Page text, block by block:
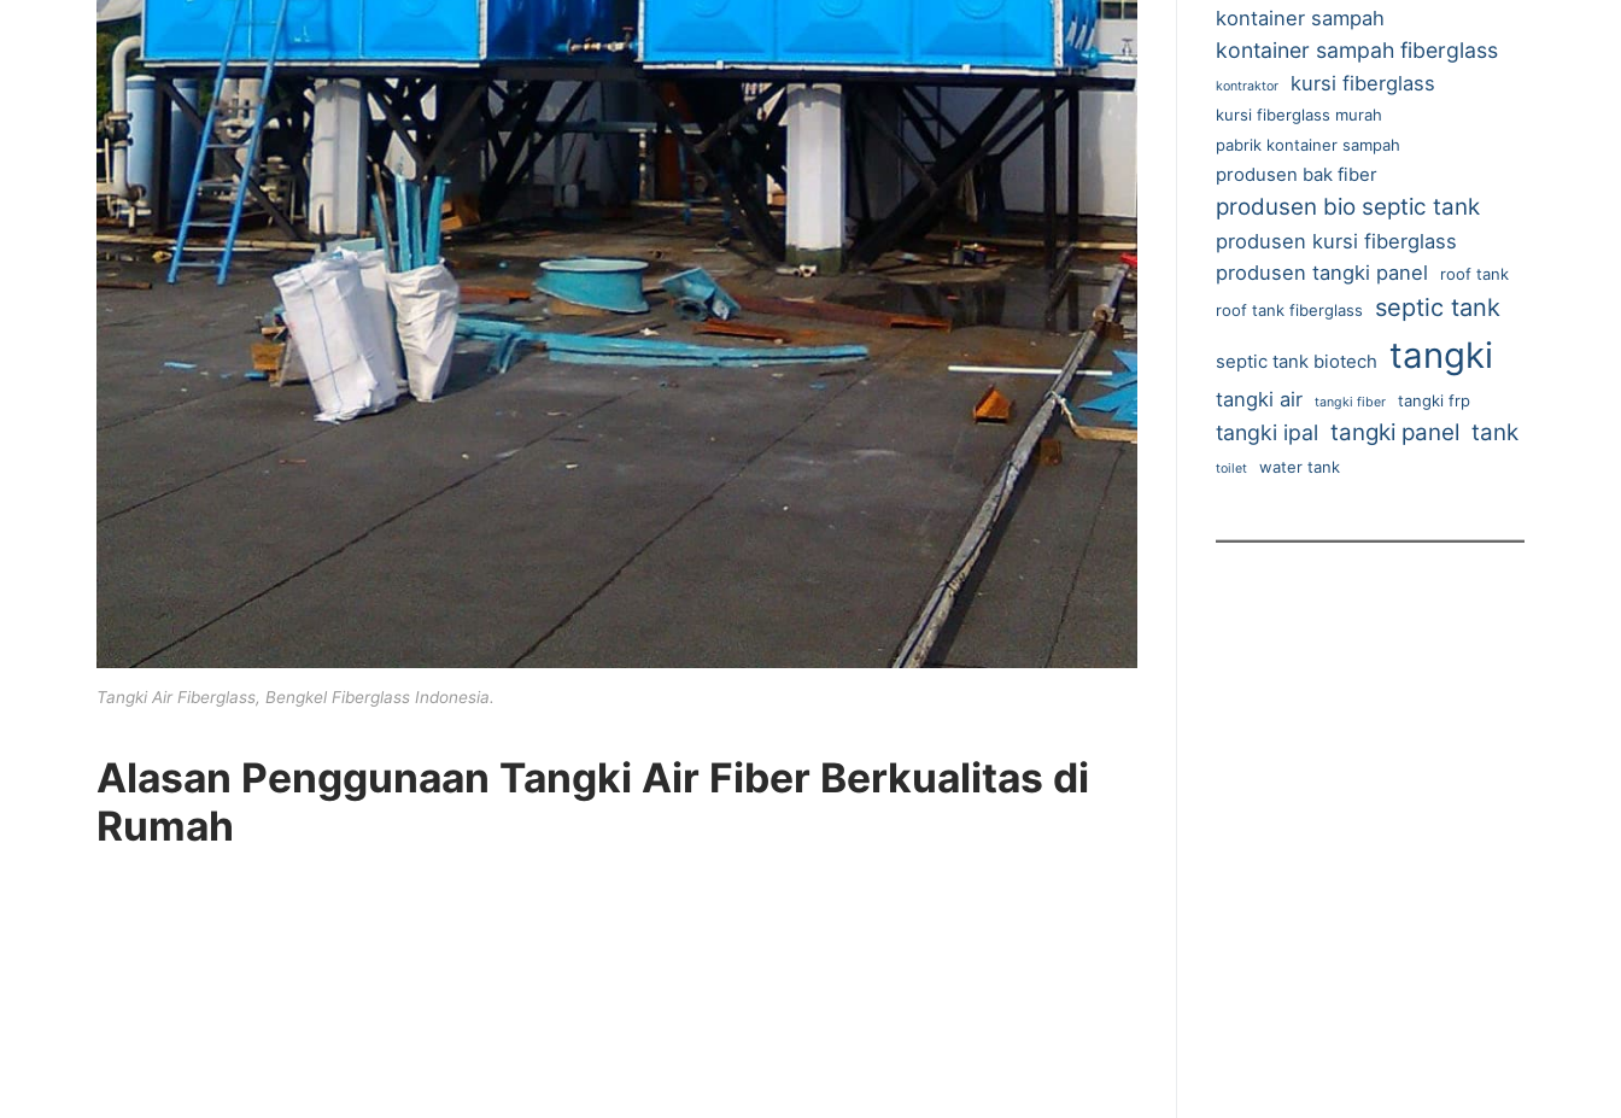
Tangki Air Fiberglass, Bengkel Fiberglass Indonesia.
Alasan Penggunaan Tangki Air Fiber Berkualitas di
Rumah
kontainer sampah
kontainer sampah fiberglass
kontraktor kursi fiberglass
kursi fiberglass murah
pabrik kontainer sampah
produsen bak fiber
produsen bio septic tank
produsen kursi fiberglass
produsen tangki panel
roof tank
roof tank fiberglass
septic tank
septic tank biotech tangki
tangki air tangki fiber tangki frp
tangki ipal tangki panel tank
toilet water tank